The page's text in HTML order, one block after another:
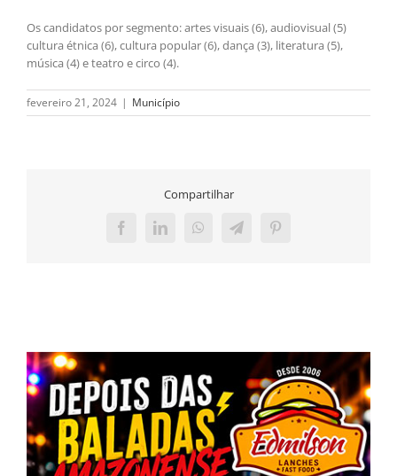
Os candidatos por segmento: artes visuais (6), audiovisual (5)
cultura étnica (6), cultura popular (6), dança (3), literatura (5),
música (4) e teatro e circo (4).
fevereiro 21, 2024 | Município
Compartilhar
FacebookLinkedInWhatsAppTelegramPinterest